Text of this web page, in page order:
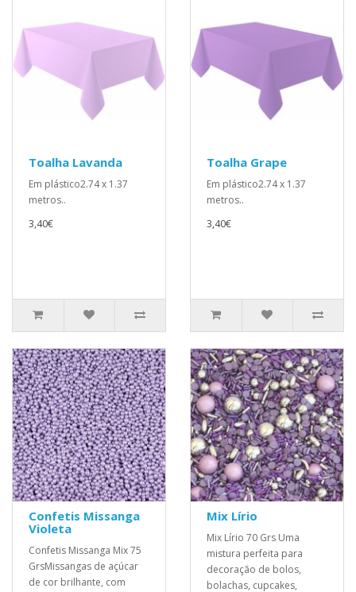
Toalha Lavanda
Em plástico2.74 x 1.37
metros..
3,40€
Toalha Grape
Em plástico2.74 x 1.37
metros..
3,40€
Confetis Missanga
Violeta
Confetis Missanga Mix 75
GrsMissangas de açúcar
de cor brilhante, com
Mix Lírio
Mix Lírio 70 Grs Uma
mistura perfeita para
decoração de bolos,
bolachas, cupcakes,